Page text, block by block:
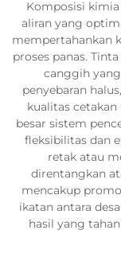
Komposisi
aliran yang
mempertahankan
proses panas.
canggih
penyebaran
kualitas
besar sistem
fleksibilitas dan
retak atau
direntangkan
mencakup
ikatan antara
hasil yang